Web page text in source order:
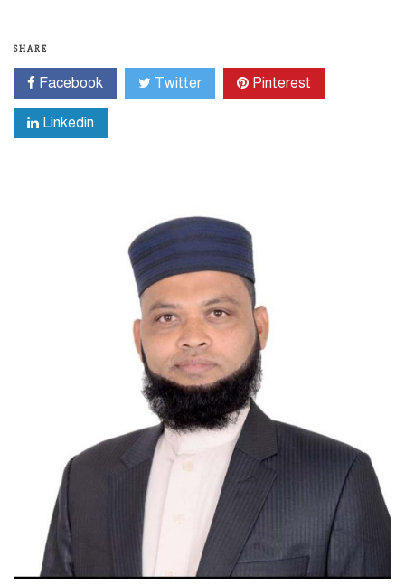
SHARE
Facebook Twitter Pinterest
Linkedin